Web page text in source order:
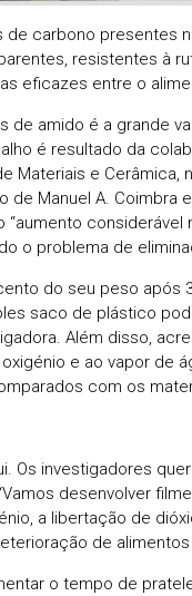
de carbono presentes
resistentes à
eficazes entre o
de amido é a grande
é resultado da
Materiais e Cerâmica,
de Manuel A. Coimbra
considerável
o problema de
do seu peso após
saco de plástico
Além disso,
e ao vapor de
com os
Os investigadores
desenvolver
a libertação de
de
o tempo de